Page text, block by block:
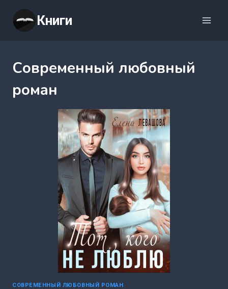
содержимому
Книги
Современный любовный
роман
СОВРЕМЕННЫЙ ЛЮБОВНЫЙ РОМАН